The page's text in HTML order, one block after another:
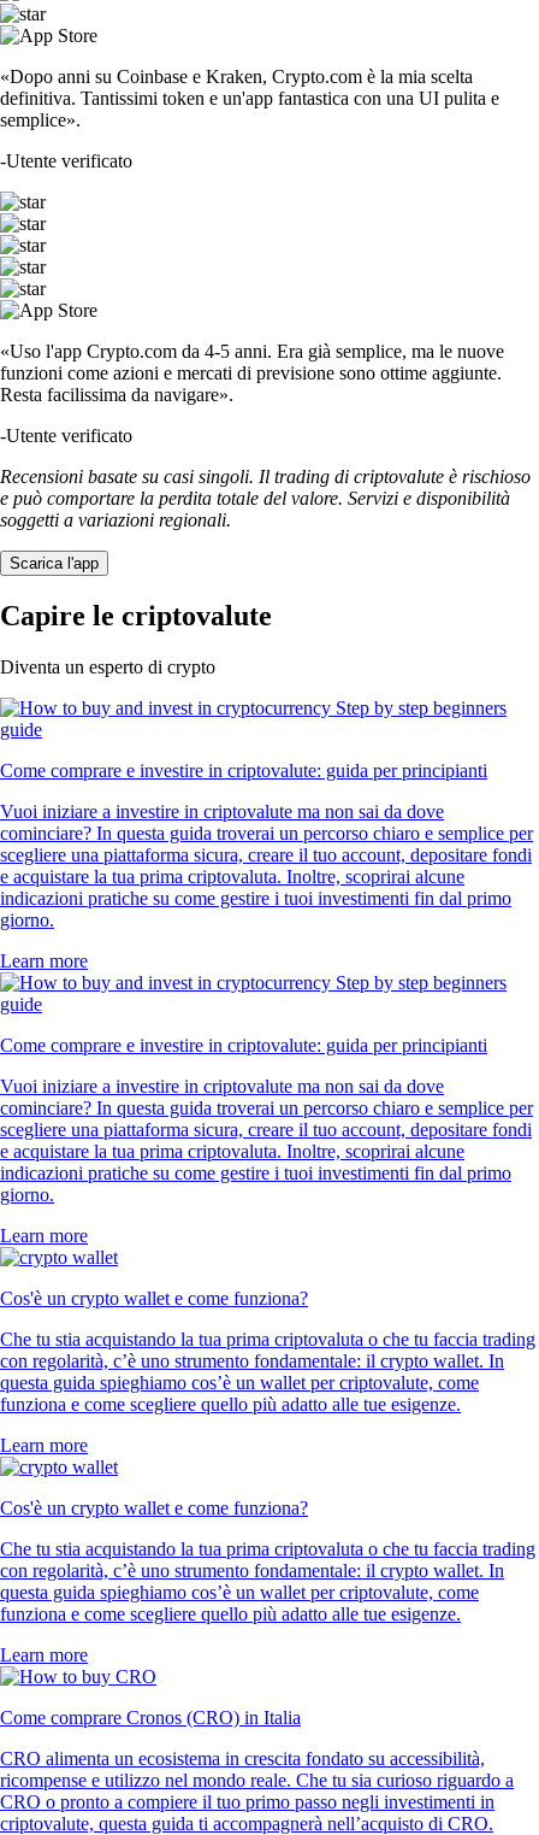
«Dopo anni su Coinbase e Kraken, Crypto.com è la mia scelta
definitiva. Tantissimi token e un'app fantastica con una UI pulita e
semplice».
-Utente verificato
«Uso l'app Crypto.com da 4-5 anni. Era già semplice, ma le nuove
funzioni come azioni e mercati di previsione sono ottime aggiunte.
Resta facilissima da navigare».
-Utente verificato
Recensioni basate su casi singoli. Il trading di criptovalute è rischioso
e può comportare la perdita totale del valore. Servizi e disponibilità
soggetti a variazioni regionali.
Scarica l'app
Capire le criptovalute
Diventa un esperto di crypto
Come comprare e investire in criptovalute: guida per principianti
Vuoi iniziare a investire in criptovalute ma non sai da dove
cominciare? In questa guida troverai un percorso chiaro e semplice per
scegliere una piattaforma sicura, creare il tuo account, depositare fondi
e acquistare la tua prima criptovaluta. Inoltre, scoprirai alcune
indicazioni pratiche su come gestire i tuoi investimenti fin dal primo
giorno.
Learn more
Come comprare e investire in criptovalute: guida per principianti
Vuoi iniziare a investire in criptovalute ma non sai da dove
cominciare? In questa guida troverai un percorso chiaro e semplice per
scegliere una piattaforma sicura, creare il tuo account, depositare fondi
e acquistare la tua prima criptovaluta. Inoltre, scoprirai alcune
indicazioni pratiche su come gestire i tuoi investimenti fin dal primo
giorno.
Learn more
Cos'è un crypto wallet e come funziona?
Che tu stia acquistando la tua prima criptovaluta o che tu faccia trading
con regolarità, c’è uno strumento fondamentale: il crypto wallet. In
questa guida spieghiamo cos’è un wallet per criptovalute, come
funziona e come scegliere quello più adatto alle tue esigenze.
Learn more
Cos'è un crypto wallet e come funziona?
Che tu stia acquistando la tua prima criptovaluta o che tu faccia trading
con regolarità, c’è uno strumento fondamentale: il crypto wallet. In
questa guida spieghiamo cos’è un wallet per criptovalute, come
funziona e come scegliere quello più adatto alle tue esigenze.
Learn more
Come comprare Cronos (CRO) in Italia
CRO alimenta un ecosistema in crescita fondato su accessibilità,
ricompense e utilizzo nel mondo reale. Che tu sia curioso riguardo a
CRO o pronto a compiere il tuo primo passo negli investimenti in
criptovalute, questa guida ti accompagnerà nell’acquisto di CRO.